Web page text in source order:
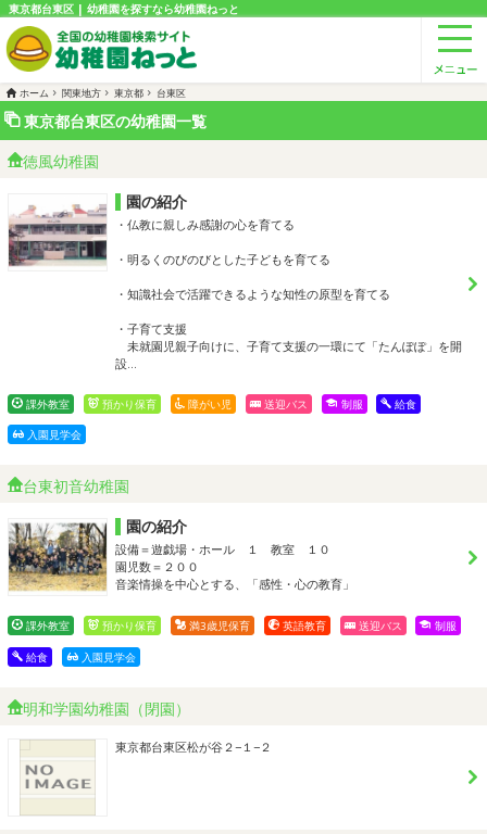
東京都台東区 | 幼稚園を探すなら幼稚園ねっと
ホーム 関東地方 東京都 台東区
東京都台東区の幼稚園一覧
徳風幼稚園
園の紹介
・仏教に親しみ感謝の心を育てる
・明るくのびのびとした子どもを育てる
・知識社会で活躍できるような知性の原型を育てる
・子育て支援
未就園児親子向けに、子育て支援の一環にて「たんぽぽ」を開
設…
課外教室 預かり保育 障がい児 送迎バス 制服 給食
入園見学会
台東初音幼稚園
園の紹介
設備＝遊戯場・ホール １ 教室 １０
園児数＝２００
音楽情操を中心とする、「感性・心の教育」
課外教室 預かり保育 満3歳児保育 英語教育 送迎バス 制服
給食 入園見学会
明和学園幼稚園（閉園）
東京都台東区松が谷２−１−２